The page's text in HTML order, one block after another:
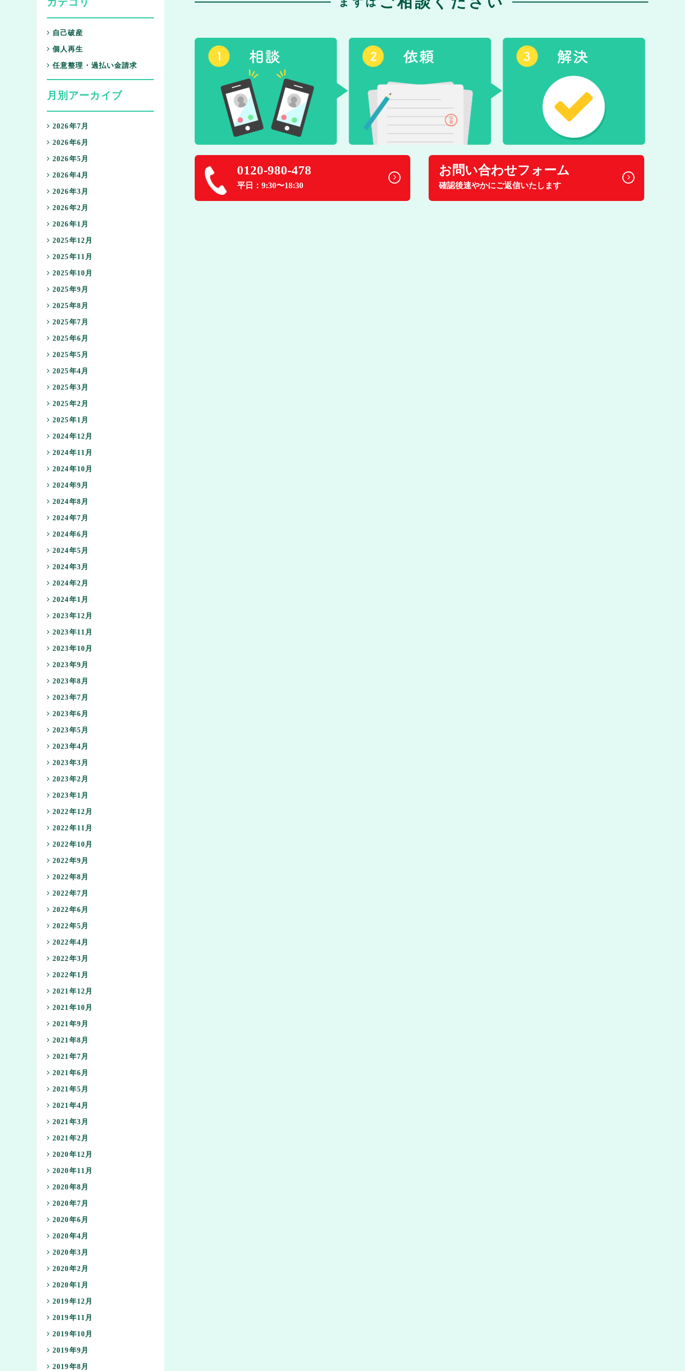
0120-980-478
平日：9:30〜18:30
お問い合わせフォーム
確認後速やかにご返信いたします
自己破産
個人再生
任意整理・過払い金請求
月別アーカイブ
2026年7月
2026年6月
2026年5月
2026年4月
2026年3月
2026年2月
2026年1月
2025年12月
2025年11月
2025年10月
2025年9月
2025年8月
2025年7月
2025年6月
2025年5月
2025年4月
2025年3月
2025年2月
2025年1月
2024年12月
2024年11月
2024年10月
2024年9月
2024年8月
2024年7月
2024年6月
2024年5月
2024年3月
2024年2月
2024年1月
2023年12月
2023年11月
2023年10月
2023年9月
2023年8月
2023年7月
2023年6月
2023年5月
2023年4月
2023年3月
2023年2月
2023年1月
2022年12月
2022年11月
2022年10月
2022年9月
2022年8月
2022年7月
2022年6月
2022年5月
2022年4月
2022年3月
2022年1月
2021年12月
2021年10月
2021年9月
2021年8月
2021年7月
2021年6月
2021年5月
2021年4月
2021年3月
2021年2月
2020年12月
2020年11月
2020年8月
2020年7月
2020年6月
2020年4月
2020年3月
2020年2月
2020年1月
2019年12月
2019年11月
2019年10月
2019年9月
2019年8月